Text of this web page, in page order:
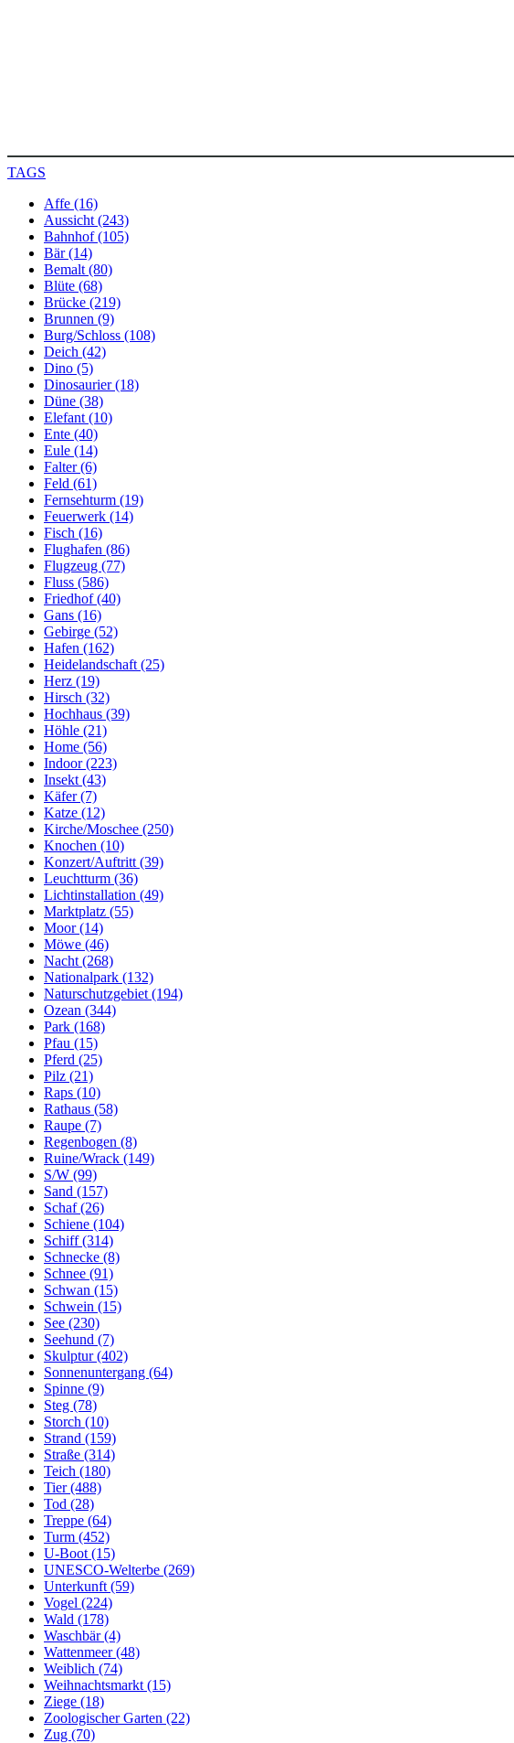
TAGS
Affe (16)
Aussicht (243)
Bahnhof (105)
Bär (14)
Bemalt (80)
Blüte (68)
Brücke (219)
Brunnen (9)
Burg/Schloss (108)
Deich (42)
Dino (5)
Dinosaurier (18)
Düne (38)
Elefant (10)
Ente (40)
Eule (14)
Falter (6)
Feld (61)
Fernsehturm (19)
Feuerwerk (14)
Fisch (16)
Flughafen (86)
Flugzeug (77)
Fluss (586)
Friedhof (40)
Gans (16)
Gebirge (52)
Hafen (162)
Heidelandschaft (25)
Herz (19)
Hirsch (32)
Hochhaus (39)
Höhle (21)
Home (56)
Indoor (223)
Insekt (43)
Käfer (7)
Katze (12)
Kirche/Moschee (250)
Knochen (10)
Konzert/Auftritt (39)
Leuchtturm (36)
Lichtinstallation (49)
Marktplatz (55)
Moor (14)
Möwe (46)
Nacht (268)
Nationalpark (132)
Naturschutzgebiet (194)
Ozean (344)
Park (168)
Pfau (15)
Pferd (25)
Pilz (21)
Raps (10)
Rathaus (58)
Raupe (7)
Regenbogen (8)
Ruine/Wrack (149)
S/W (99)
Sand (157)
Schaf (26)
Schiene (104)
Schiff (314)
Schnecke (8)
Schnee (91)
Schwan (15)
Schwein (15)
See (230)
Seehund (7)
Skulptur (402)
Sonnenuntergang (64)
Spinne (9)
Steg (78)
Storch (10)
Strand (159)
Straße (314)
Teich (180)
Tier (488)
Tod (28)
Treppe (64)
Turm (452)
U-Boot (15)
UNESCO-Welterbe (269)
Unterkunft (59)
Vogel (224)
Wald (178)
Waschbär (4)
Wattenmeer (48)
Weiblich (74)
Weihnachtsmarkt (15)
Ziege (18)
Zoologischer Garten (22)
Zug (70)